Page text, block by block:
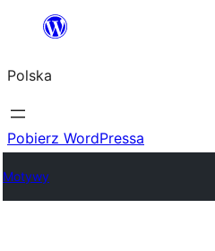
Przejdź
treści
Polska
Pobierz WordPressa
Motywy